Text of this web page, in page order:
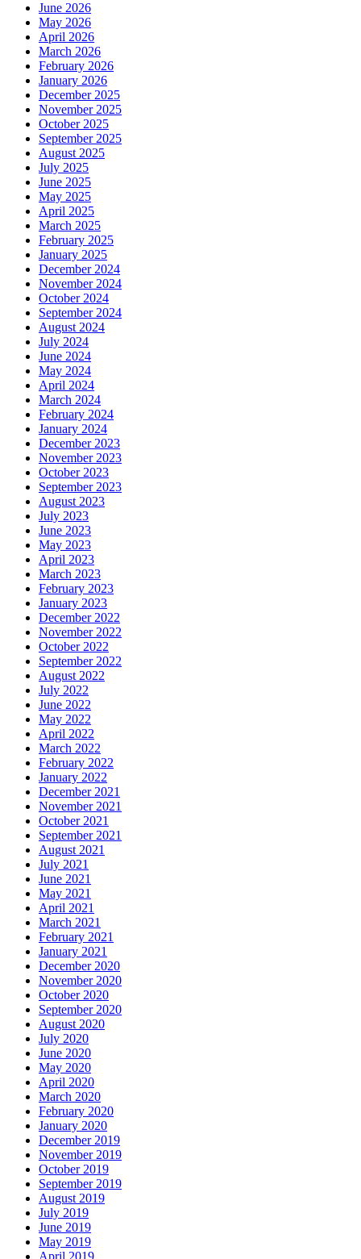
June 2026
May 2026
April 2026
March 2026
February 2026
January 2026
December 2025
November 2025
October 2025
September 2025
August 2025
July 2025
June 2025
May 2025
April 2025
March 2025
February 2025
January 2025
December 2024
November 2024
October 2024
September 2024
August 2024
July 2024
June 2024
May 2024
April 2024
March 2024
February 2024
January 2024
December 2023
November 2023
October 2023
September 2023
August 2023
July 2023
June 2023
May 2023
April 2023
March 2023
February 2023
January 2023
December 2022
November 2022
October 2022
September 2022
August 2022
July 2022
June 2022
May 2022
April 2022
March 2022
February 2022
January 2022
December 2021
November 2021
October 2021
September 2021
August 2021
July 2021
June 2021
May 2021
April 2021
March 2021
February 2021
January 2021
December 2020
November 2020
October 2020
September 2020
August 2020
July 2020
June 2020
May 2020
April 2020
March 2020
February 2020
January 2020
December 2019
November 2019
October 2019
September 2019
August 2019
July 2019
June 2019
May 2019
April 2019